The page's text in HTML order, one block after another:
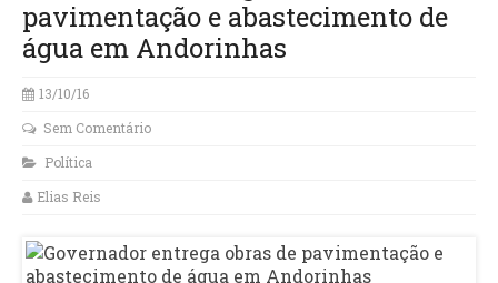
pavimentação e abastecimento de
água em Andorinhas
13/10/16
Sem Comentário
Política
Elias Reis